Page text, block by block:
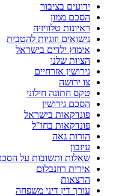
ידועים בציבור
הסכם ממון
ראיונות טלוויזיה
נישואים וזוגיות להטבית
אימוץ ילדים בישראל
הצוות שלנו
גירושין אזרחיים
צו ירושה
טקס חתונה חילוני
הסכם גירושין
פונדקאות בישראל
פונדקאות בחו"ל
הורות גאה
עיזבון
שאלות ותשובות על
אירית רוזנבלום
הרצאות
עורך דין דיני משפחה